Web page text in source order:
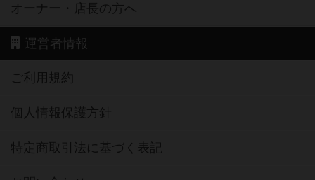
オーナー・店長の方へ
運営者情報
ご利用規約
個人情報保護方針
特定商取引法に基づく表記